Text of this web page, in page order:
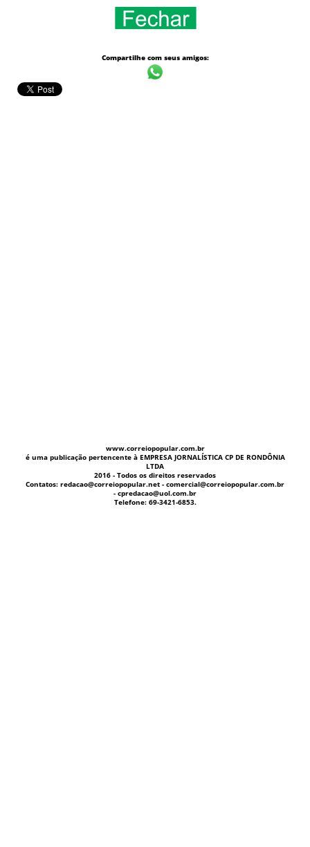
Compartilhe com seus amigos:
www.correiopopular.com.br
é uma publicação pertencente à EMPRESA JORNALÍSTICA CP DE RONDÔNIA
LTDA
2016 - Todos os direitos reservados
Contatos: redacao@correiopopular.net - comercial@correiopopular.com.br
- cpredacao@uol.com.br
Telefone: 69-3421-6853.